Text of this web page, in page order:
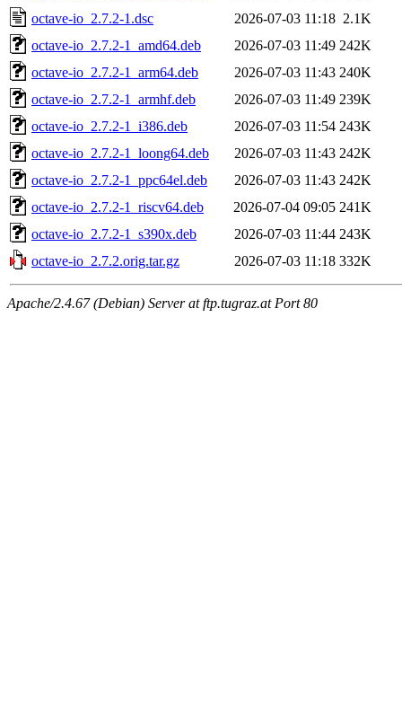
octave-io_2.7.2-1.dsc
2026-07-03 11:18 2.1K
octave-io_2.7.2-1_amd64.deb
2026-07-03 11:49 242K
octave-io_2.7.2-1_arm64.deb
2026-07-03 11:43 240K
octave-io_2.7.2-1_armhf.deb
2026-07-03 11:49 239K
octave-io_2.7.2-1_i386.deb
2026-07-03 11:54 243K
octave-io_2.7.2-1_loong64.deb
2026-07-03 11:43 242K
octave-io_2.7.2-1_ppc64el.deb
2026-07-03 11:43 242K
octave-io_2.7.2-1_riscv64.deb
2026-07-04 09:05 241K
octave-io_2.7.2-1_s390x.deb
2026-07-03 11:44 243K
octave-io_2.7.2.orig.tar.gz
2026-07-03 11:18 332K
Apache/2.4.67 (Debian) Server at ftp.tugraz.at Port 80